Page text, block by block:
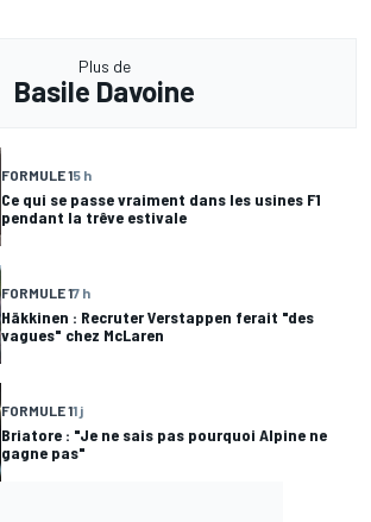
Plus de
Basile Davoine
FORMULE 15 h
Ce qui se passe vraiment dans les usines F1
pendant la trêve estivale
FORMULE 17 h
Häkkinen : Recruter Verstappen ferait "des
vagues" chez McLaren
FORMULE 11 j
Briatore : "Je ne sais pas pourquoi Alpine ne
gagne pas"